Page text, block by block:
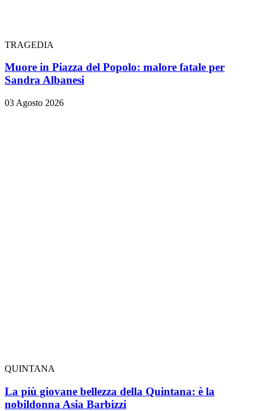
TRAGEDIA
Muore in Piazza del Popolo: malore fatale per
Sandra Albanesi
03 Agosto 2026
QUINTANA
La più giovane bellezza della Quintana: è la
nobildonna Asia Barbizzi